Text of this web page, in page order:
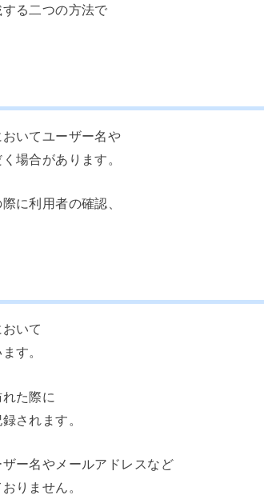
る二つの方法で
いてユーザー名や
場合があります。
に利用者の確認、
いて
す。
た際に
されます。
ー名やメールアドレスなど
りません。